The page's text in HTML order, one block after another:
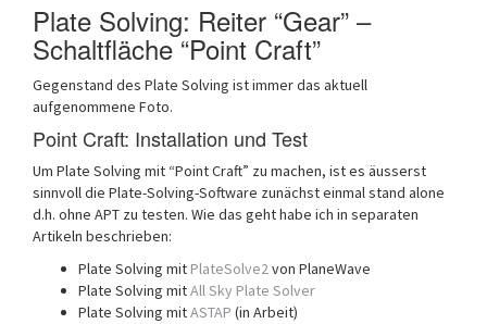
Plate Solving: Reiter “Gear” –
Schaltfläche “Point Craft”
Gegenstand des Plate Solving ist immer das aktuell
aufgenommene Foto.
Point Craft: Installation und Test
Um Plate Solving mit “Point Craft” zu machen, ist es äusserst
sinnvoll die Plate-Solving-Software zunächst einmal stand alone
d.h. ohne APT zu testen. Wie das geht habe ich in separaten
Artikeln beschrieben:
Plate Solving mit PlateSolve2von PlaneWave
Plate Solving mitAll Sky Plate Solver
Plate Solving mitASTAP (in Arbeit)